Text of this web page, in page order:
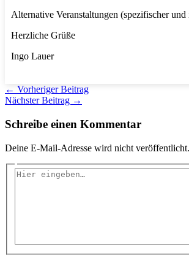
Alternative Veranstaltungen (spezifischer
Herzliche Grüße
Ingo Lauer
← Vorheriger Beitrag
Nächster Beitrag →
Schreibe einen Kommentar
Deine E-Mail-Adresse wird nicht veröffentlicht.
Hier